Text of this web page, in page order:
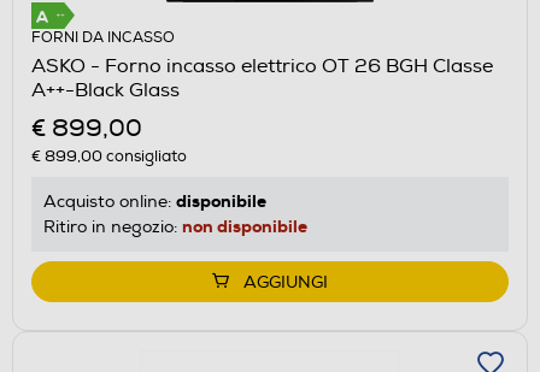
FORNI DA INCASSO
ASKO - Forno incasso elettrico OT 26 BGH Classe
A++-Black Glass
€ 899,00
€ 899,00consigliato
Acquisto online: disponibile
Ritiro in negozio: non disponibile
AGGIUNGI